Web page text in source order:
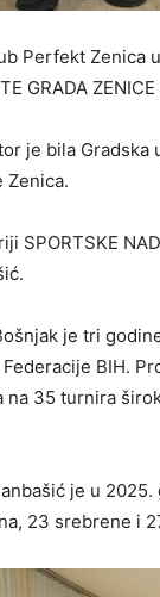
Perfekt Zenica
GRADA
je bila Gradska
Zenica.
SPORTSKE
je tri
BIH.
na 35 turnira
je u
23 srebrene i